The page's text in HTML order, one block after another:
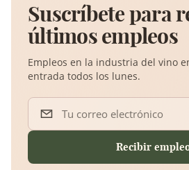
Suscríbete para
últimos empleos
Empleos en la industria del vino
entrada todos los lunes.
Tu correo electrónico
Recibir